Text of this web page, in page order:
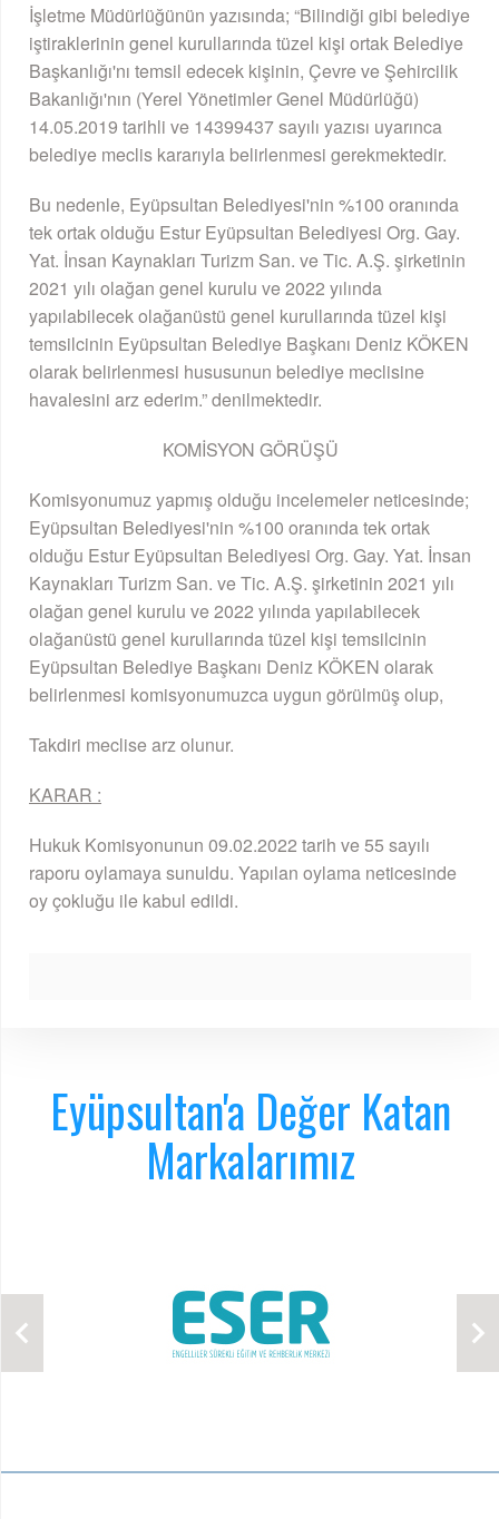
İşletme Müdürlüğünün yazısında; “Bilindiği gibi belediye
iştiraklerinin genel kurullarında tüzel kişi ortak Belediye
Başkanlığı'nı temsil edecek kişinin, Çevre ve Şehircilik
Bakanlığı'nın (Yerel Yönetimler Genel Müdürlüğü)
14.05.2019 tarihli ve 14399437 sayılı yazısı uyarınca
belediye meclis kararıyla belirlenmesi gerekmektedir.
Bu nedenle, Eyüpsultan Belediyesi'nin %100 oranında
tek ortak olduğu Estur Eyüpsultan Belediyesi Org. Gay.
Yat. İnsan Kaynakları Turizm San. ve Tic. A.Ş. şirketinin
2021 yılı olağan genel kurulu ve 2022 yılında
yapılabilecek olağanüstü genel kurullarında tüzel kişi
temsilcinin Eyüpsultan Belediye Başkanı Deniz KÖKEN
olarak belirlenmesi hususunun belediye meclisine
havalesini arz ederim.” denilmektedir.
KOMİSYON GÖRÜŞÜ
Komisyonumuz yapmış olduğu incelemeler neticesinde;
Eyüpsultan Belediyesi'nin %100 oranında tek ortak
olduğu Estur Eyüpsultan Belediyesi Org. Gay. Yat. İnsan
Kaynakları Turizm San. ve Tic. A.Ş. şirketinin 2021 yılı
olağan genel kurulu ve 2022 yılında yapılabilecek
olağanüstü genel kurullarında tüzel kişi temsilcinin
Eyüpsultan Belediye Başkanı Deniz KÖKEN olarak
belirlenmesi komisyonumuzca uygun görülmüş olup,
Takdiri meclise arz olunur.
KARAR :
Hukuk Komisyonunun 09.02.2022 tarih ve 55 sayılı
raporu oylamaya sunuldu. Yapılan oylama neticesinde
oy çokluğu ile kabul edildi.
Eyüpsultan'a Değer Katan
Markalarımız